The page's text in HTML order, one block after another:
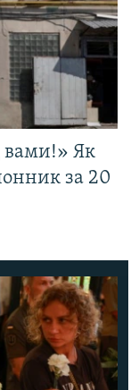
вами!» Як
за 20